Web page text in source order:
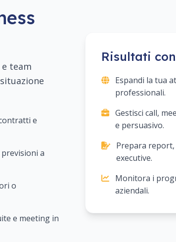
team
e
a
o
e meeting in
Risultati
Espandi la tua
professionali.
Gestisci call,
e persuasivo.
Prepara
executive.
Monitora i
aziendali.